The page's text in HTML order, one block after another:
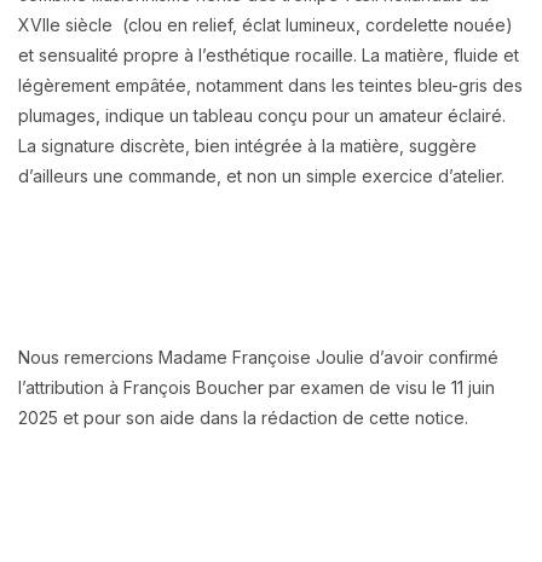
XVIIe siècle (clou en relief, éclat lumineux, cordelette nouée)
et sensualité propre à l’esthétique rocaille. La matière, fluide et
légèrement empâtée, notamment dans les teintes bleu-gris des
plumages, indique un tableau conçu pour un amateur éclairé.
La signature discrète, bien intégrée à la matière, suggère
d’ailleurs une commande, et non un simple exercice d’atelier.
Nous remercions Madame Françoise Joulie d’avoir confirmé
l’attribution à François Boucher par examen de visu le 11 juin
2025 et pour son aide dans la rédaction de cette notice.